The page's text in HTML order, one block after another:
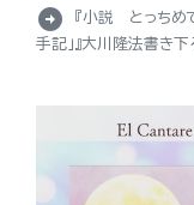
arrow_circle_right
『小説 とっちめ
手記」』大川隆法書き下